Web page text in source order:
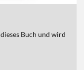
Buch und wird